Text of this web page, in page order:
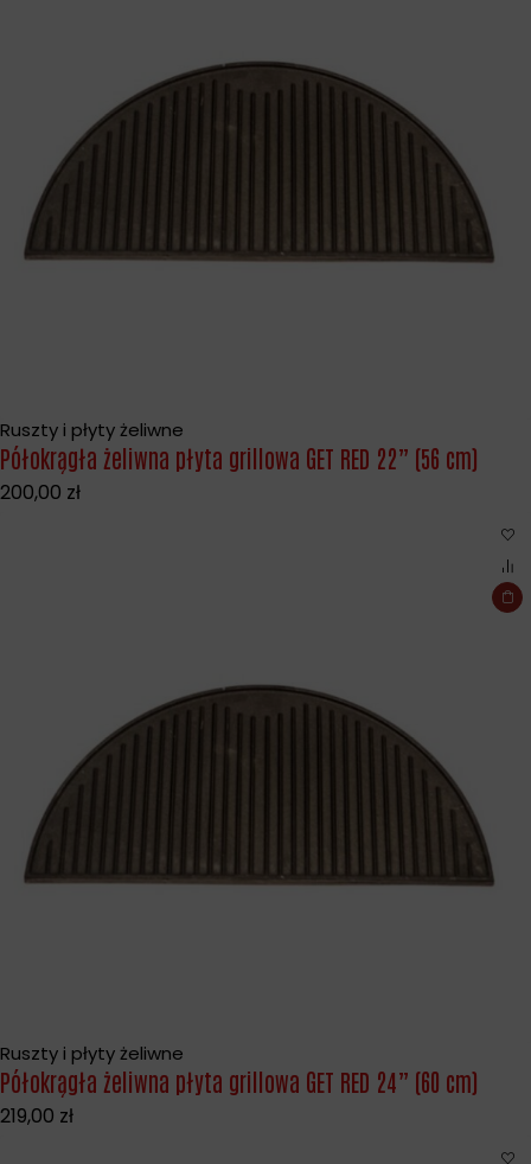
Ruszty i płyty żeliwne
Półokrągła żeliwna płyta grillowa GET RED 22” (56 cm)
200,00 zł
Ruszty i płyty żeliwne
Półokrągła żeliwna płyta grillowa GET RED 24” (60 cm)
219,00 zł